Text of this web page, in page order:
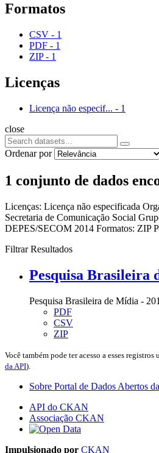
Formatos
CSV - 1
PDF - 1
ZIP - 1
Licenças
Licença não especif... - 1
close
Ordenar por
1 conjunto de dados
Licenças: Licença não especificada
Secretaria de Comunicação Social
DEPES/SECOM 2014 Formatos: ZIP
Filtrar Resultados
Pesquisa Brasileira
Pesquisa Brasileira de Mídia -
PDF
CSV
ZIP
Você também pode ter acesso a esses registros
da API).
Sobre Portal de Dados Abertos
API do CKAN
Associação CKAN
Impulsionado por CKAN